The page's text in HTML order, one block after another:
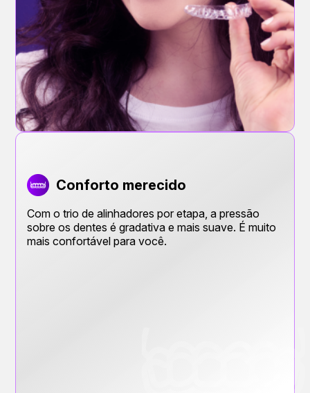
Conforto merecido
Com o trio de alinhadores por etapa, a pressão
sobre os dentes é gradativa e mais suave. É muito
mais confortável para você.